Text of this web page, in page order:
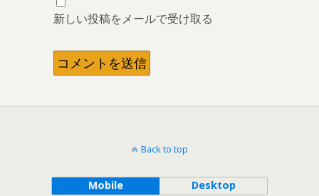
新しい投稿をメールで受け取る
Back to top
Mobile Desktop